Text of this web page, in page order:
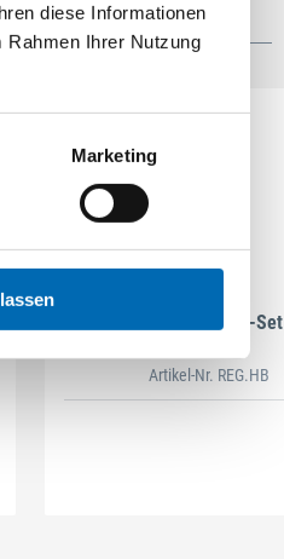
diese Informationen
Rahmen Ihrer Nutzung
Marketing
Holzbau Regal-Set
Artikel-Nr. REG.HB